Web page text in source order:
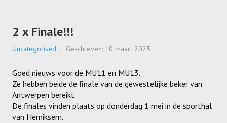
2 x Finale!!!
Uncategorised Geschreven: 10 maart 2025
Goed nieuws voor de MU11 en MU13.
Ze hebben beide de finale van de gewestelijke beker van
Antwerpen bereikt.
De finales vinden plaats op donderdag 1 mei in de sporthal
van Hemiksem.